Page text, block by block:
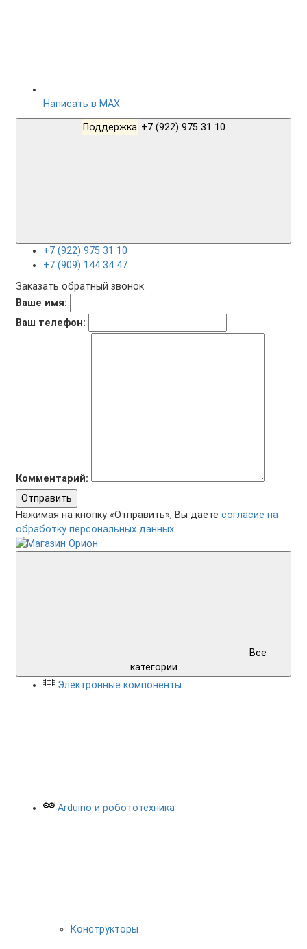
Написать в MAX
Поддержка
+7 (922) 975 31 10
+7 (909) 144 34 47
Заказать обратный звонок
Ваше имя:
Ваш телефон:
Комментарий:
Отправить
Нажимая на кнопку «Отправить», Вы даете согласие на
обработку персональных данных.
Все
категории
Электронные компоненты
Arduino и робототехника
Конструкторы